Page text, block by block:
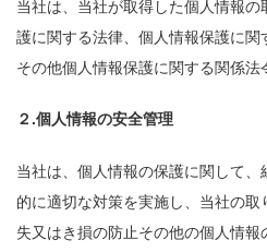
当社は、当社が取得した個人情報
護に関する法律、個人情報保護に関
その他個人情報保護に関する関係法
２.個人情報の安全管理
当社は、個人情報の保護に関して
的に適切な対策を実施し、当社の
失又はき損の防止その他の個人情